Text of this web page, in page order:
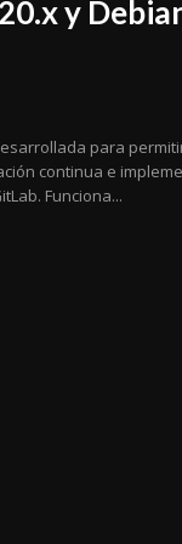
y
para
continua e
Funciona...